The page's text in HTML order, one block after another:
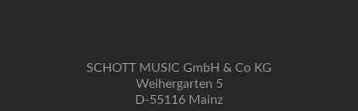
SCHOTT MUSIC GmbH & Co KG
Weihergarten 5
D-55116 Mainz